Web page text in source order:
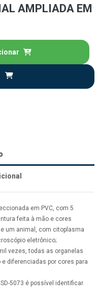
AMPLIADA EM
em PVC, com 5
feita à mão e cores
um animal, com citoplasma
eletrônico;
vezes, todas as organelas
diferenciadas por cores para
5073 é possível identificar